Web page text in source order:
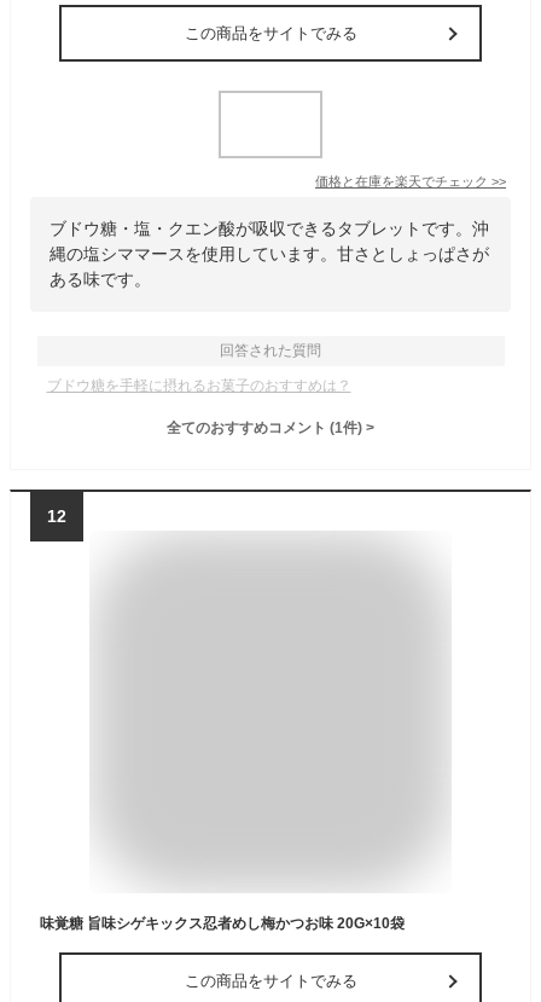
この商品をサイトでみる
価格と在庫を楽天でチェック >>
ブドウ糖・塩・クエン酸が吸収できるタブレットです。沖
縄の塩シママースを使用しています。甘さとしょっぱさが
ある味です。
回答された質問
ブドウ糖を手軽に摂れるお菓子のおすすめは？
全てのおすすめコメント (1件) >
12
味覚糖 旨味シゲキックス忍者めし梅かつお味 20G×10袋
この商品をサイトでみる